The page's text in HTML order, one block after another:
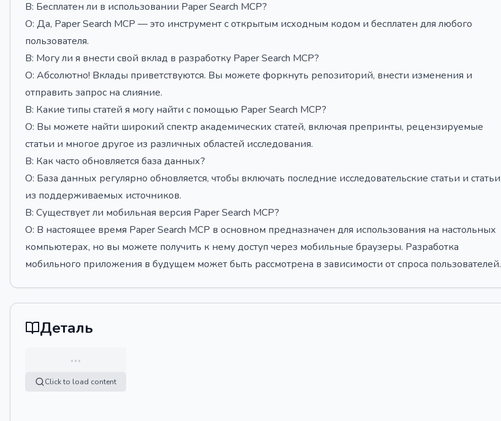
В: Бесплатен ли в использовании Paper Search MCP?
О: Да, Paper Search MCP — это инструмент с открытым исходным кодом и бесплатен для любого
пользователя.
В: Могу ли я внести свой вклад в разработку Paper Search MCP?
О: Абсолютно! Вклады приветствуются. Вы можете форкнуть репозиторий, внести изменения и
отправить запрос на слияние.
В: Какие типы статей я могу найти с помощью Paper Search MCP?
О: Вы можете найти широкий спектр академических статей, включая препринты, рецензируемые
статьи и многое другое из различных областей исследования.
В: Как часто обновляется база данных?
О: База данных регулярно обновляется, чтобы включать последние исследовательские статьи и статьи
из поддерживаемых источников.
В: Существует ли мобильная версия Paper Search MCP?
О: В настоящее время Paper Search MCP в основном предназначен для использования на настольных
компьютерах, но вы можете получить к нему доступ через мобильные браузеры. Разработка
мобильного приложения в будущем может быть рассмотрена в зависимости от спроса пользователей.
Деталь
…
Click to load content